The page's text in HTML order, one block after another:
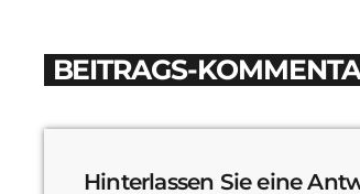
BEITRAGS-
Hinterlassen Sie eine